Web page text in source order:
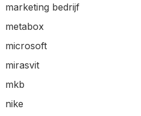
marketing bedrijf
metabox
microsoft
mirasvit
mkb
nike